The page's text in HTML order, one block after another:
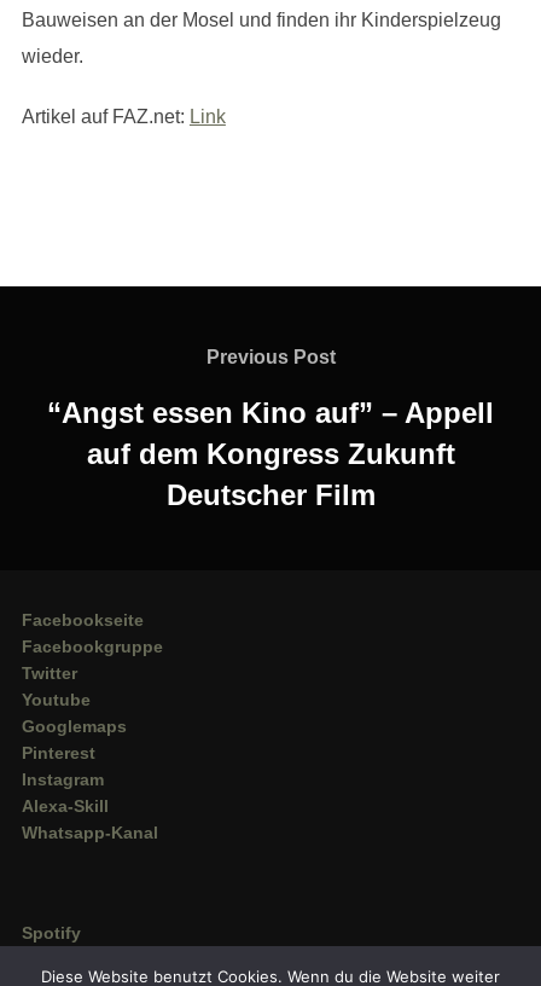
Bauweisen an der Mosel und finden ihr Kinderspielzeug
wieder.
Artikel auf FAZ.net: Link
Previous
Previous Post
“Angst essen Kino auf” – Appell
auf dem Kongress Zukunft
Deutscher Film
Facebookseite
Facebookgruppe
Twitter
Youtube
Googlemaps
Pinterest
Instagram
Alexa-Skill
Whatsapp-Kanal
Spotify
Diese Website benutzt Cookies. Wenn du die Website weiter